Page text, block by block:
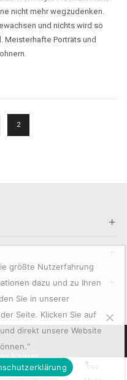
nicht mehr wegzudenken.
und nichts wird so
Porträts und
2
Versand.
keiper.
größte Nutzerfahrung
dazu und zu Ihren
Sie in unserer
Seite. Klicken Sie auf
direkt unsere Website